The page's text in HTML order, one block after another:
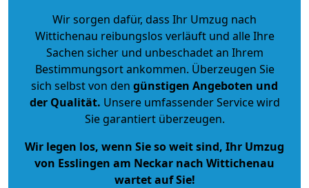
Wir sorgen dafür, dass Ihr Umzug nach
Wittichenau reibungslos verläuft und alle Ihre
Sachen sicher und unbeschadet an Ihrem
Bestimmungsort ankommen. Überzeugen Sie
sich selbst von den günstigen Angeboten und
der Qualität. Unsere umfassender Service wird
Sie garantiert überzeugen.
Wir legen los, wenn Sie so weit sind, Ihr Umzug
von Esslingen am Neckar nach Wittichenau
wartet auf Sie!